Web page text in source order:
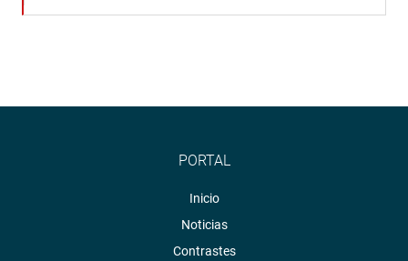
PORTAL
Inicio
Noticias
Contrastes